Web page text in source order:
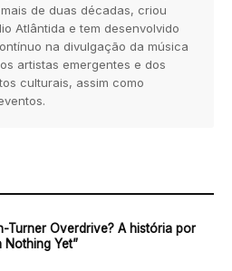
de duas décadas, criou
Atlântida e tem desenvolvido
na divulgação da música
artistas emergentes e dos
culturais, assim como
Turner Overdrive? A história por
Nothing Yet”